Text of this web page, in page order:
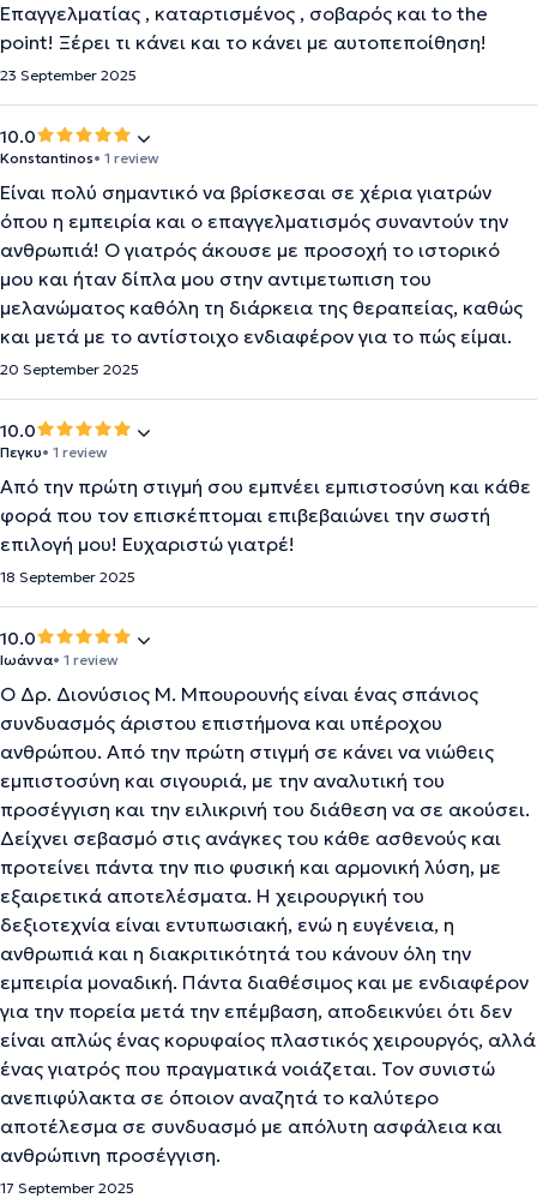
Επαγγελματίας , καταρτισμένος , σοβαρός και to the
point! Ξέρει τι κάνει και το κάνει με αυτοπεποίθηση!
23 September 2025
10.0
Konstantinos• 1 review
Είναι πολύ σημαντικό να βρίσκεσαι σε χέρια γιατρών
όπου η εμπειρία και ο επαγγελματισμός συναντούν την
ανθρωπιά! Ο γιατρός άκουσε με προσοχή το ιστορικό
μου και ήταν δίπλα μου στην αντιμετωπιση του
μελανώματος καθόλη τη διάρκεια της θεραπείας, καθώς
και μετά με το αντίστοιχο ενδιαφέρον για το πώς είμαι.
20 September 2025
10.0
Πεγκυ• 1 review
Από την πρώτη στιγμή σου εμπνέει εμπιστοσύνη και κάθε
φορά που τον επισκέπτομαι επιβεβαιώνει την σωστή
επιλογή μου! Ευχαριστώ γιατρέ!
18 September 2025
10.0
Ιωάννα• 1 review
Ο Δρ. Διονύσιος Μ. Μπουρουνής είναι ένας σπάνιος
συνδυασμός άριστου επιστήμονα και υπέροχου
ανθρώπου. Από την πρώτη στιγμή σε κάνει να νιώθεις
εμπιστοσύνη και σιγουριά, με την αναλυτική του
προσέγγιση και την ειλικρινή του διάθεση να σε ακούσει.
Δείχνει σεβασμό στις ανάγκες του κάθε ασθενούς και
προτείνει πάντα την πιο φυσική και αρμονική λύση, με
εξαιρετικά αποτελέσματα. Η χειρουργική του
δεξιοτεχνία είναι εντυπωσιακή, ενώ η ευγένεια, η
ανθρωπιά και η διακριτικότητά του κάνουν όλη την
εμπειρία μοναδική. Πάντα διαθέσιμος και με ενδιαφέρον
για την πορεία μετά την επέμβαση, αποδεικνύει ότι δεν
είναι απλώς ένας κορυφαίος πλαστικός χειρουργός, αλλά
ένας γιατρός που πραγματικά νοιάζεται. Τον συνιστώ
ανεπιφύλακτα σε όποιον αναζητά το καλύτερο
αποτέλεσμα σε συνδυασμό με απόλυτη ασφάλεια και
ανθρώπινη προσέγγιση.
17 September 2025